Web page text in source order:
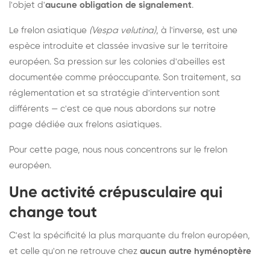
l'objet d'aucune obligation de signalement.
Le frelon asiatique (Vespa velutina), à l'inverse, est une
espèce introduite et classée invasive sur le territoire
européen. Sa pression sur les colonies d'abeilles est
documentée comme préoccupante. Son traitement, sa
réglementation et sa stratégie d'intervention sont
différents — c'est ce que nous abordons sur notre
page dédiée aux frelons asiatiques.
Pour cette page, nous nous concentrons sur le frelon
européen.
Une activité crépusculaire qui
change tout
C'est la spécificité la plus marquante du frelon européen,
et celle qu'on ne retrouve chez aucun autre hyménoptère